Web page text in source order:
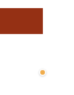
Wenige